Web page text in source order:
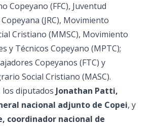
Copeyano (FFC), Juventud
(JRC), Movimiento
Cristiano (MMSC), Movimiento
y Técnicos Copeyano (MPTC);
Copeyanos (FTC) y
Social Cristiano (MASC).
los diputados Jonathan Patti,
nacional adjunto de Copei, y
coordinador nacional de